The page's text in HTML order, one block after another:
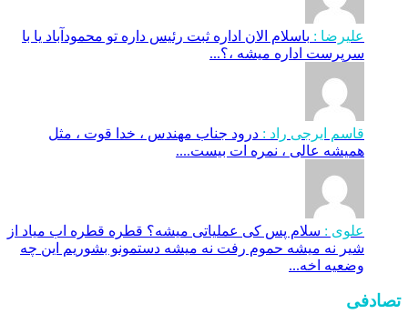
علیرضا : باسلام الان اداره ثبت رئیس داره تو محمودآباد یا با
سرپرست اداره میشه ،؟...
قاسم ایرجی راد : درود جناب مهندس ، خدا قوت ، مثل
همیشه عالی ، نمره ات بیست....
علوی : سلام پس کی عملیاتی میشه؟ قطره قطره اب میاد از
شیر نه میشه حموم رفت نه میشه دستمونو بشوریم این چه
وضعیه اخه...
تصادفی